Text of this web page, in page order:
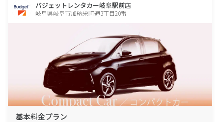
バジェットレンタカー岐阜駅前店
岐阜県岐阜市加納栄町通3丁目20番
基本料金プラン